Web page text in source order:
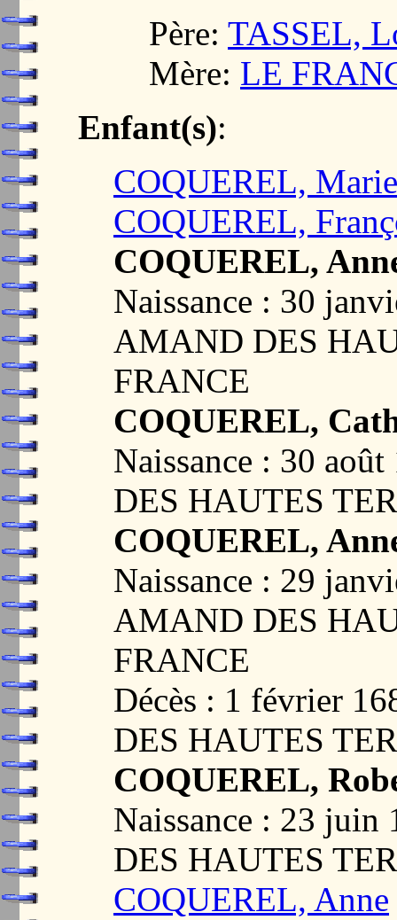
Père: TASSEL,
Mère: LE
Enfant(s):
COQUEREL, Marie
COQUEREL,
COQUEREL,
Naissance : 30
AMAND DES
FRANCE
COQUEREL,
Naissance : 30
DES HAUTES
COQUEREL,
Naissance : 29
AMAND DES
FRANCE
Décès : 1 février
DES HAUTES
COQUEREL,
Naissance : 23
DES HAUTES
COQUEREL, Anne